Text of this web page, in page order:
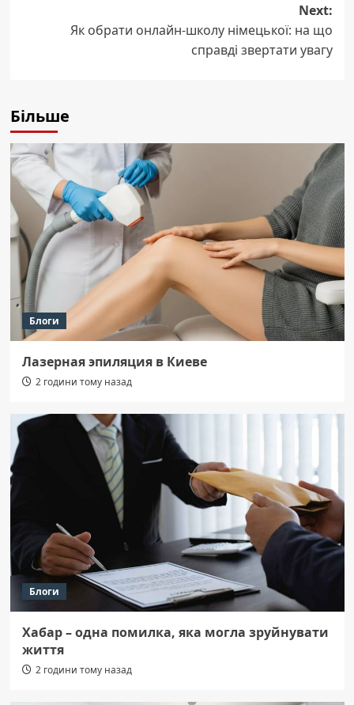
Next:
Як обрати онлайн-школу німецької: на що
справді звертати увагу
Більше
Блоги
Лазерная эпиляция в Киеве
2 години тому назад
Блоги
Хабар – одна помилка, яка могла зруйнувати
життя
2 години тому назад